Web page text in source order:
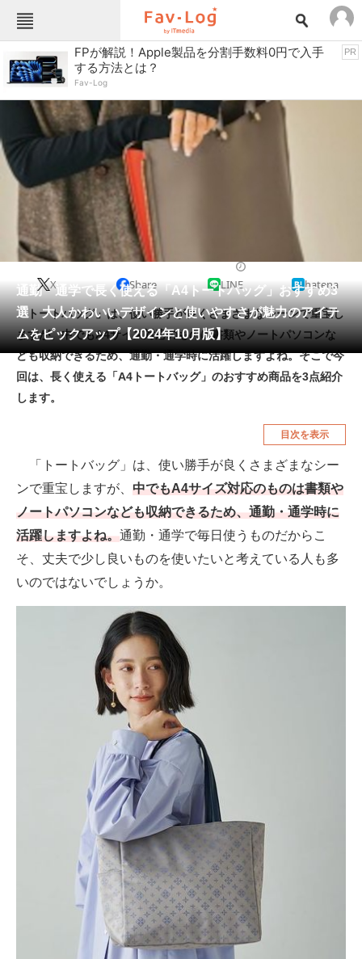
Fav-Logカテゴリー一覧
TOP
インテリア・収納 おもちゃ・ホビー
キッチン家電
キッチン用品
コンテンツ・サービス
スポーツ・レジャー
パソコン・タブレット
ペット 家電
工具・DIY 本・DVD・CD
生活家電 生活用品
空調・季節家電 美容・コスメ
メディア
ITの今と未来を見通す
スマホと通信の最新トレンド
進化するPCとデバイスの未来
好きが集まる 比べて選べる
ビジネスと働き方のヒント
AI活用のいまが分かる
企業ITのトレンドを詳説
経営リーダーのコミュニティ
マーケ×ITの今がよく分かる
ITエンジニア向け専門サイト
企業向けIT製品の総合サイト
FPが解説！Apple製品を分割手数料0円で入手
する方法とは？
Fav-Log
PR
通勤・通学で長く使える「A4トートバッグ」おすすめ3
選 大人かわいいデザインと使いやすさが魅力のアイテ
ムをピックアップ【2024年10月版】
X Share LINE hatena
「トートバッグ」は、使い勝手が良くさまざまなシーンで重宝し
ますが、中でもA4サイズ対応のものは書類やノートパソコンな
ども収納できるため、通勤・通学時に活躍しますよね。そこで今
回は、長く使える「A4トートバッグ」のおすすめ商品を3点紹介
します。
目次を表示
「トートバッグ」は、使い勝手が良くさまざまなシー
ンで重宝しますが、 中でもA4サイズ対応のものは書類や
ノートパソコンなども収納できるため、通勤・通学時に
活躍しますよね。通勤・通学で毎日使うものだからこ
そ、丈夫で少し良いものを使いたいと考えている人も多
いのではないでしょうか。